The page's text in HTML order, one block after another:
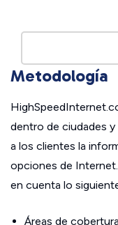
Metodología
dentro de ciudades y
a los clientes la
opciones de
en cuenta lo
Áreas de